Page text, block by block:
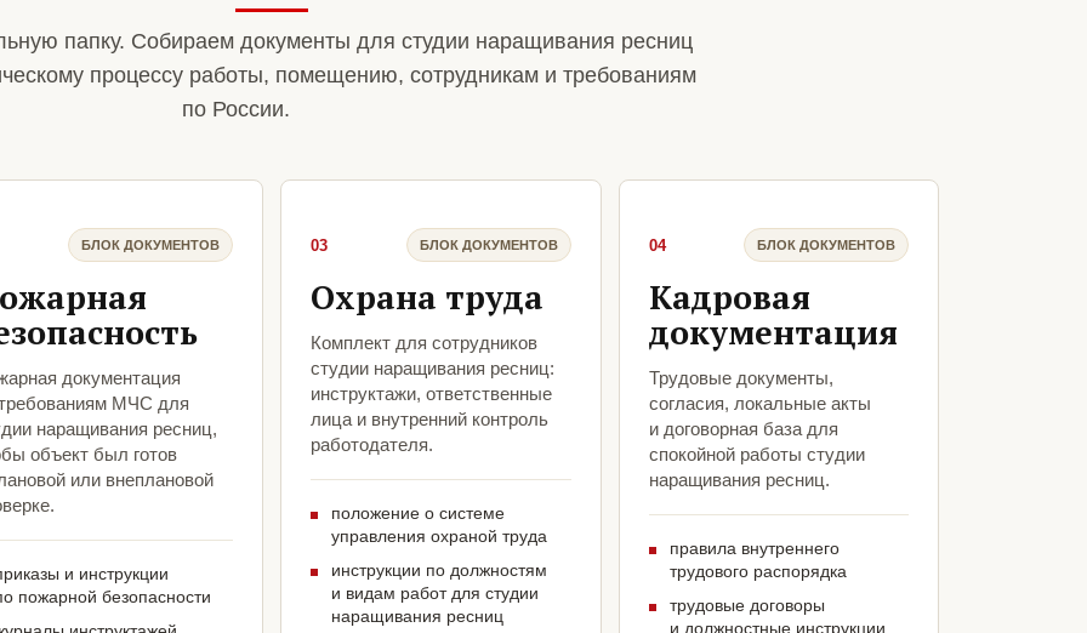
папку. Собираем документы для студии наращивания ресниц
процессу работы, помещению, сотрудникам и требованиям
по России.
БЛОК ДОКУМЕНТОВ
документация
МЧС для
наращивания ресниц,
объект был готов
или внеплановой
и инструкции
пожарной безопасности
03 БЛОК ДОКУМЕНТОВ
Охрана труда
Комплект для сотрудников
студии наращивания ресниц:
инструктажи, ответственные
лица и внутренний контроль
работодателя.
положение о системе
управления охраной труда
инструкции по должностям
и видам работ для студии
наращивания ресниц
04 БЛОК ДОКУМЕНТОВ
Кадровая
документация
Трудовые документы,
согласия, локальные акты
и договорная база для
спокойной работы студии
наращивания ресниц.
правила внутреннего
трудового распорядка
трудовые договоры
и должностные инструкции